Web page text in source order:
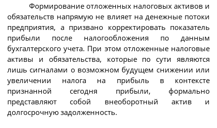
Формирование отложенных налоговых активов и
обязательств напрямую не влияет на денежные потоки
предприятия, а призвано корректировать показатель
прибыли после налогообложения по данным
бухгалтерского учета. При этом отложенные налоговые
активы и обязательства, которые по сути являются
лишь сигналами о возможном будущем снижении или
увеличении налога на прибыль в контексте
признанной сегодня прибыли, формально
представляют собой внеоборотный актив и
долгосрочную задолженность.